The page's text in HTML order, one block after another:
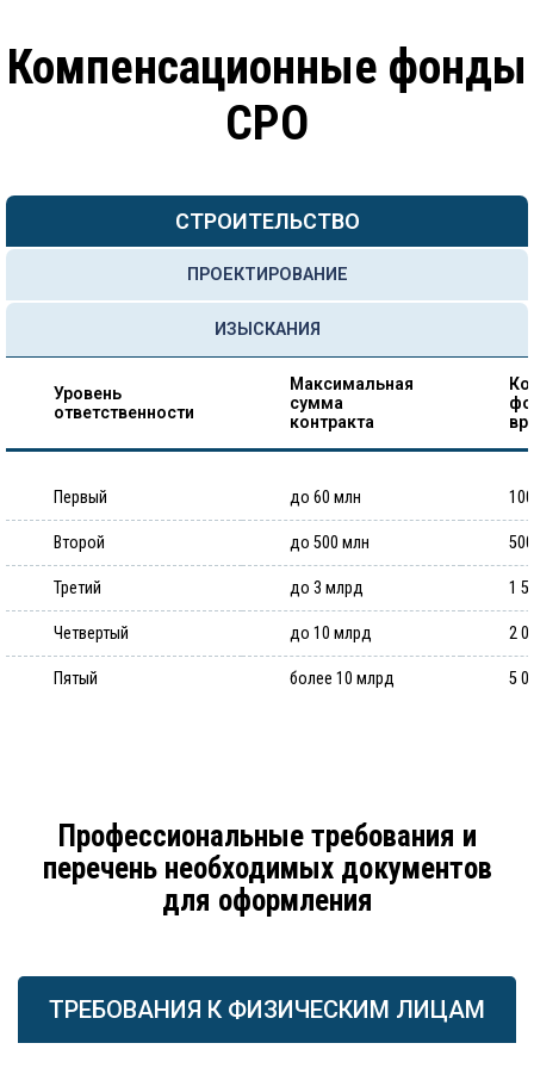
Компенсационные фонды
СРО
СТРОИТЕЛЬСТВО
ПРОЕКТИРОВАНИЕ
ИЗЫСКАНИЯ
Уровень
ответственности
Максимальная
сумма
контракта
Первый до 60 млн
Второй до 500 млн
Третий до 3 млрд 1
Четвертый до 10 млрд 2
Пятый более 10 млрд 5
Профессиональные требования и
перечень необходимых документов
для оформления
ТРЕБОВАНИЯ К ФИЗИЧЕСКИМ ЛИЦАМ